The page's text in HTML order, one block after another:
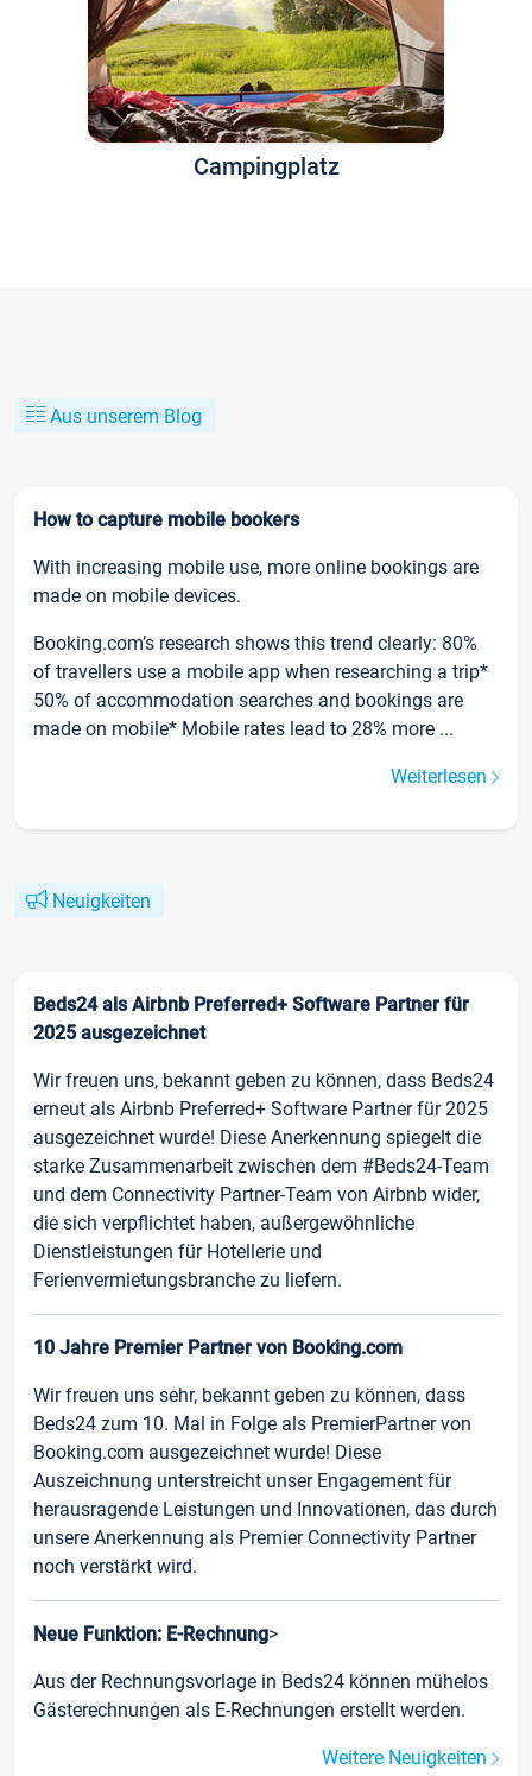
Campingplatz
Aus unserem Blog
How to capture mobile bookers
With increasing mobile use, more online bookings are
made on mobile devices.
Booking.com’s research shows this trend clearly: 80%
of travellers use a mobile app when researching a trip*
50% of accommodation searches and bookings are
made on mobile* Mobile rates lead to 28% more ...
Weiterlesen
Neuigkeiten
Beds24 als Airbnb Preferred+ Software Partner für
2025 ausgezeichnet
Wir freuen uns, bekannt geben zu können, dass Beds24
erneut als Airbnb Preferred+ Software Partner für 2025
ausgezeichnet wurde! Diese Anerkennung spiegelt die
starke Zusammenarbeit zwischen dem #Beds24-Team
und dem Connectivity Partner-Team von Airbnb wider,
die sich verpflichtet haben, außergewöhnliche
Dienstleistungen für Hotellerie und
Ferienvermietungsbranche zu liefern.
10 Jahre Premier Partner von Booking.com
Wir freuen uns sehr, bekannt geben zu können, dass
Beds24 zum 10. Mal in Folge als PremierPartner von
Booking.com ausgezeichnet wurde! Diese
Auszeichnung unterstreicht unser Engagement für
herausragende Leistungen und Innovationen, das durch
unsere Anerkennung als Premier Connectivity Partner
noch verstärkt wird.
Neue Funktion: E-Rechnung>
Aus der Rechnungsvorlage in Beds24 können mühelos
Gästerechnungen als E-Rechnungen erstellt werden.
Weitere Neuigkeiten